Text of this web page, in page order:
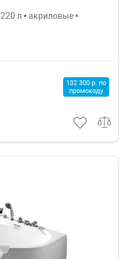
л • акриловые •
132 300 р. по
промокоду